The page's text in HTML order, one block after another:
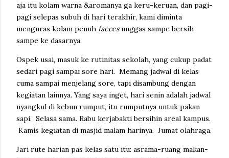
aja itu kolam warna &aromanya ga keru-keruan, dan pagi-
pagi selepas subuh di hari terakhir, kami diminta
menguras kolam penuh faecesunggas sampe bersih
sampe ke dasarnya.
Ospek usai, masuk ke rutinitas sekolah, yang cukup padat
sedari pagi sampai sore hari. Memang jadwal di kelas
cuma sampai menjelang sore, tapi disambung dengan
kegiatan lainnya. Yang saya inget, hari senin adalah jadwal
nyangkul di kebun rumput, itu rumputnya untuk pakan
sapi. Selasa sama. Rabu kerjabakti bersihin areal kampus.
Kamis kegiatan di masjid malam harinya. Jumat olahraga.
Jari rute harian pas kelas satu itu: asrama-ruang makan-